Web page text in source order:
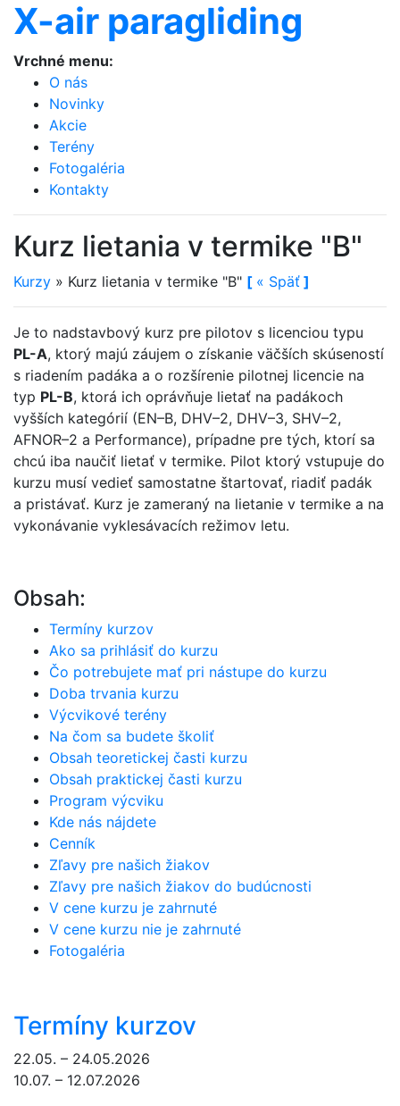
X-air paragliding
Vrchné menu:
O nás
Novinky
Akcie
Terény
Fotogaléria
Kontakty
Kurz lietania v termike "B"
Kurzy » Kurz lietania v termike "B" [ « Späť ]
Je to nadstavbový kurz pre pilotov s licenciou typu
PL-A, ktorý majú záujem o získanie väčších skúseností
s riadením padáka a o rozšírenie pilotnej licencie na
typ PL-B, ktorá ich oprávňuje lietať na padákoch
vyšších kategórií (EN–B, DHV–2, DHV–3, SHV–2,
AFNOR–2 a Performance), prípadne pre tých, ktorí sa
chcú iba naučiť lietať v termike. Pilot ktorý vstupuje do
kurzu musí vedieť samostatne štartovať, riadiť padák
a pristávať. Kurz je zameraný na lietanie v termike a na
vykonávanie vyklesávacích režimov letu.
Obsah:
Termíny kurzov
Ako sa prihlásiť do kurzu
Čo potrebujete mať pri nástupe do kurzu
Doba trvania kurzu
Výcvikové terény
Na čom sa budete školiť
Obsah teoretickej časti kurzu
Obsah praktickej časti kurzu
Program výcviku
Kde nás nájdete
Cenník
Zľavy pre našich žiakov
Zľavy pre našich žiakov do budúcnosti
V cene kurzu je zahrnuté
V cene kurzu nie je zahrnuté
Fotogaléria
Termíny kurzov
22.05. – 24.05.2026
10.07. – 12.07.2026